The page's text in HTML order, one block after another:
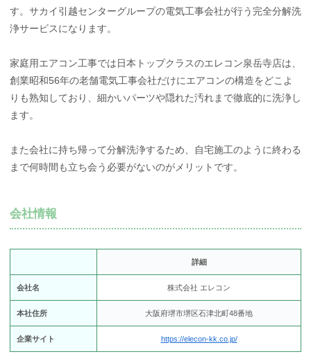
す。サカイ引越センターグループの電気工事会社が行う完全分解洗
浄サービスになります。
家庭用エアコン工事では日本トップクラスのエレコン泉岳寺店は、
創業昭和56年の老舗電気工事会社だけにエアコンの構造をどこよ
りも熟知しており、細かいパーツや隠れた汚れまで徹底的に洗浄し
ます。
また会社に持ち帰って分解洗浄するため、自宅施工のように終わる
まで何時間も立ち会う必要がないのがメリットです。
会社情報
詳細
会社名 株式会社 エレコン
本社住所 大阪府堺市堺区石津北町48番地
企業サイト https://elecon-kk.co.jp/